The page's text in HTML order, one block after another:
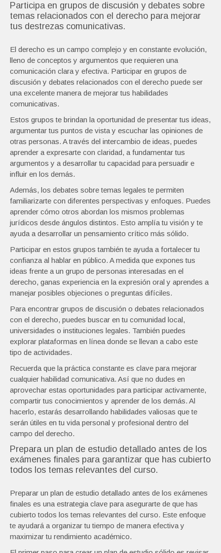
Participa en grupos de discusión y debates sobre
temas relacionados con el derecho para mejorar
tus destrezas comunicativas.
El derecho es un campo complejo y en constante evolución,
lleno de conceptos y argumentos que requieren una
comunicación clara y efectiva. Participar en grupos de
discusión y debates relacionados con el derecho puede ser
una excelente manera de mejorar tus habilidades
comunicativas.
Estos grupos te brindan la oportunidad de presentar tus ideas,
argumentar tus puntos de vista y escuchar las opiniones de
otras personas. A través del intercambio de ideas, puedes
aprender a expresarte con claridad, a fundamentar tus
argumentos y a desarrollar tu capacidad para persuadir e
influir en los demás.
Además, los debates sobre temas legales te permiten
familiarizarte con diferentes perspectivas y enfoques. Puedes
aprender cómo otros abordan los mismos problemas
jurídicos desde ángulos distintos. Esto amplía tu visión y te
ayuda a desarrollar un pensamiento crítico más sólido.
Participar en estos grupos también te ayuda a fortalecer tu
confianza al hablar en público. A medida que expones tus
ideas frente a un grupo de personas interesadas en el
derecho, ganas experiencia en la expresión oral y aprendes a
manejar posibles objeciones o preguntas difíciles.
Para encontrar grupos de discusión o debates relacionados
con el derecho, puedes buscar en tu comunidad local,
universidades o instituciones legales. También puedes
explorar plataformas en línea donde se llevan a cabo este
tipo de actividades.
Recuerda que la práctica constante es clave para mejorar
cualquier habilidad comunicativa. Así que no dudes en
aprovechar estas oportunidades para participar activamente,
compartir tus conocimientos y aprender de los demás. Al
hacerlo, estarás desarrollando habilidades valiosas que te
serán útiles en tu vida personal y profesional dentro del
campo del derecho.
Prepara un plan de estudio detallado antes de los
exámenes finales para garantizar que has cubierto
todos los temas relevantes del curso.
Preparar un plan de estudio detallado antes de los exámenes
finales es una estrategia clave para asegurarte de que has
cubierto todos los temas relevantes del curso. Este enfoque
te ayudará a organizar tu tiempo de manera efectiva y
maximizar tu rendimiento académico.